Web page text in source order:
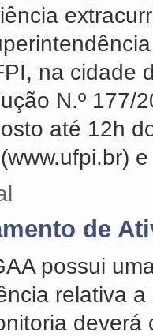
na cidade
N.º 177/
até 12h
de
possui
relativa
deverá